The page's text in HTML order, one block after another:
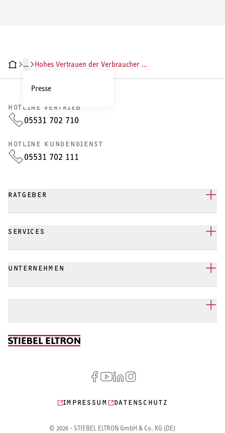
…
Presse
Hohes Vertrauen der Verbraucher in das lokale Fachhandwerk
HOTLINE VERTRIEB
05531 702 710
HOTLINE KUNDENDIENST
05531 702 111
RATGEBER
SERVICES
UNTERNEHMEN
IMPRESSUM DATENSCHUTZ
© 2026 - STIEBEL ELTRON GmbH & Co. KG (DE)